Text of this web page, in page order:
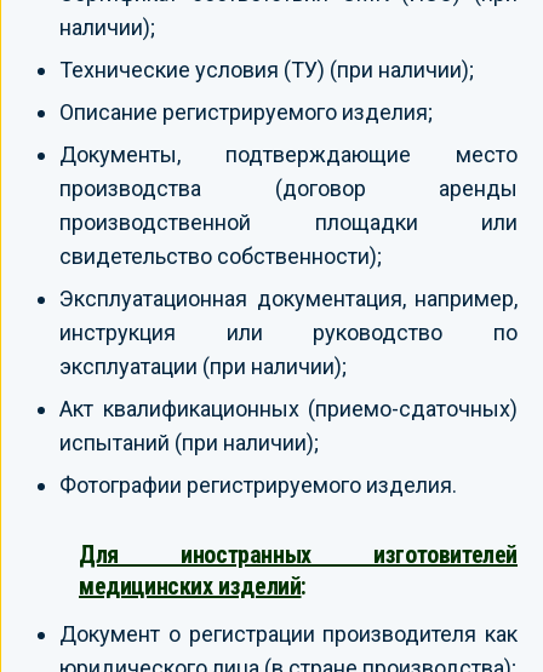
наличии);
Технические условия (ТУ) (при наличии);
Описание регистрируемого изделия;
Документы, подтверждающие место
производства (договор аренды
производственной площадки или
свидетельство собственности);
Эксплуатационная документация, например,
инструкция или руководство по
эксплуатации (при наличии);
Акт квалификационных (приемо-сдаточных)
испытаний (при наличии);
Фотографии регистрируемого изделия.
Для иностранных изготовителей
медицинских изделий:
Документ о регистрации производителя как